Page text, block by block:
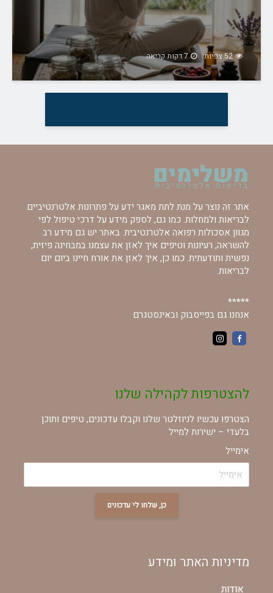
52 צפיות 7 דקות קריאה
אתר זה נוצר על מנת לתת מאגר ידע על פתרונות אלטרנטיביים
לבריאות ולמחלות. כמו גם, לספק מידע על דרכי טיפול לפי
מגוון אסכולות רפואה אלטרנטיבית. באתר יש גם מידע רב
להשראה, רעיונות וטיפים איך לאזן את עצמנו במבחינה פיזית,
נפשית ותודעתית. כמו כן, איך לאזן את אורח חיינו ביום יום
לבריאות.
*****
אנחנו גם בפייסבוק ובאינסטגרם
להצטרפות לקהילה שלנו
הצטרפו עכשיו לניוזלטר שלנו וקבלו עדכונים, טיפים ותוכן
בלעדי – ישירות למייל
אימייל
כן, שלחו לי עדכונים
מדיניות האתר ומידע
אודות